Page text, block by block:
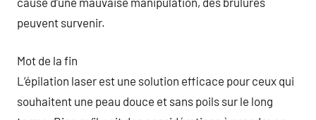
peuvent survenir.
Mot de la fin
L’épilation laser est une solution efficace pour ceux qui
souhaitent une peau douce et sans poils sur le long